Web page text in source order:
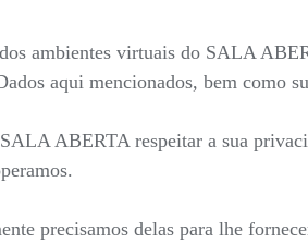
ambientes virtuais do SALA
aqui mencionados, bem como
ABERTA respeitar a sua
precisamos delas para lhe